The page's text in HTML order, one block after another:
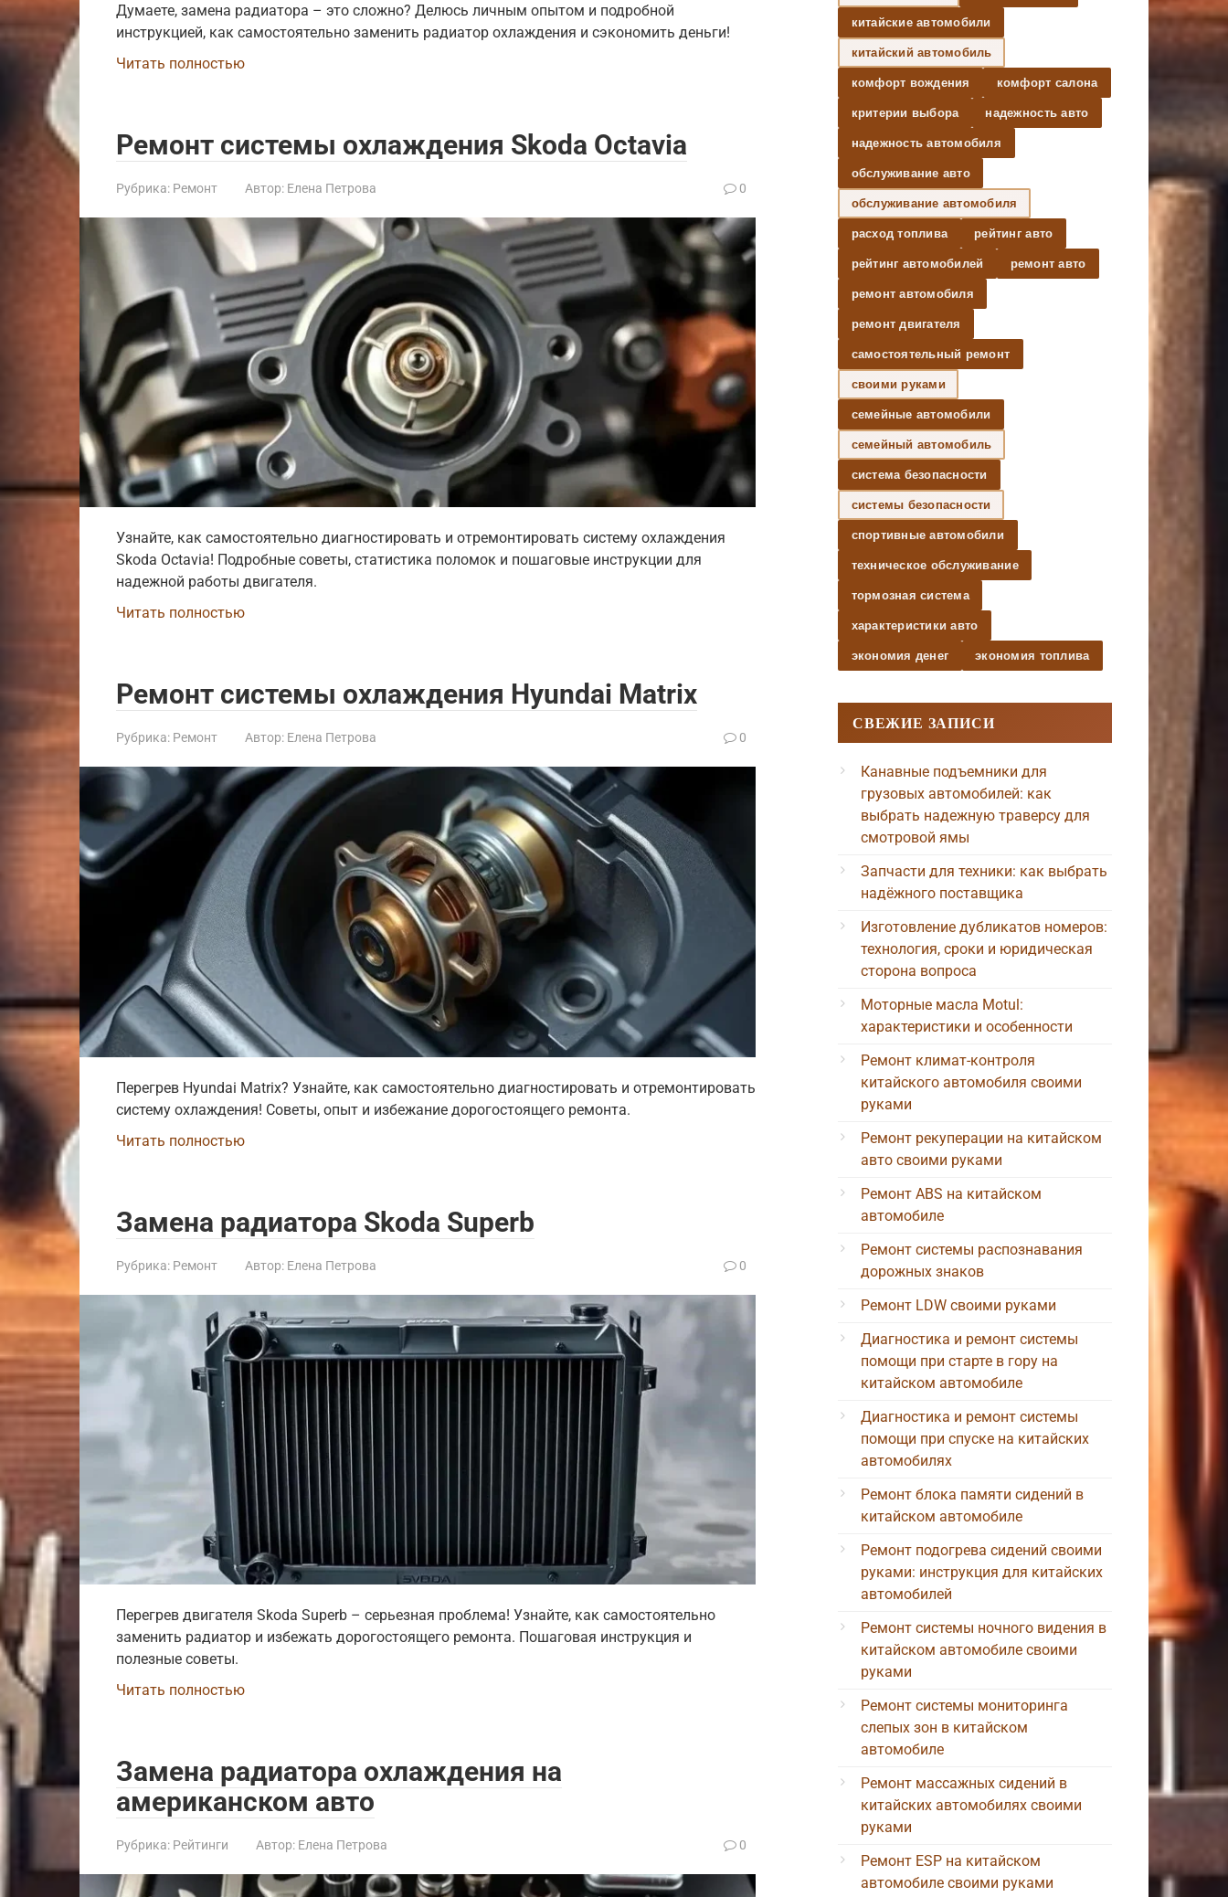
Думаете, замена радиатора – это сложно? Делюсь личным опытом и подробной
инструкцией, как самостоятельно заменить радиатор охлаждения и сэкономить деньги!
Читать полностью
Ремонт системы охлаждения Skoda Octavia
Рубрика: Ремонт Автор: Елена Петрова 0
Узнайте, как самостоятельно диагностировать и отремонтировать систему охлаждения
Skoda Octavia! Подробные советы, статистика поломок и пошаговые инструкции для
надежной работы двигателя.
Читать полностью
Ремонт системы охлаждения Hyundai Matrix
Рубрика: Ремонт Автор: Елена Петрова 0
Перегрев Hyundai Matrix? Узнайте, как самостоятельно диагностировать и отремонтировать
систему охлаждения! Советы, опыт и избежание дорогостоящего ремонта.
Читать полностью
Замена радиатора Skoda Superb
Рубрика: Ремонт Автор: Елена Петрова 0
Перегрев двигателя Skoda Superb – серьезная проблема! Узнайте, как самостоятельно
заменить радиатор и избежать дорогостоящего ремонта. Пошаговая инструкция и
полезные советы.
Читать полностью
Замена радиатора охлаждения на
американском авто
Рубрика: Рейтинги Автор: Елена Петрова 0
китайские автомобили
китайский автомобиль
комфорт вождения комфорт салона
критерии выбора надежность авто
надежность автомобиля
обслуживание авто
обслуживание автомобиля
расход топлива рейтинг авто
рейтинг автомобилей ремонт авто
ремонт автомобиля
ремонт двигателя
самостоятельный ремонт
своими руками
семейные автомобили
семейный автомобиль
система безопасности
системы безопасности
спортивные автомобили
техническое обслуживание
тормозная система
характеристики авто
экономия денег экономия топлива
СВЕЖИЕ ЗАПИСИ
Канавные подъемники для
грузовых автомобилей: как
выбрать надежную траверсу для
смотровой ямы
Запчасти для техники: как выбрать
надёжного поставщика
Изготовление дубликатов номеров:
технология, сроки и юридическая
сторона вопроса
Моторные масла Motul:
характеристики и особенности
Ремонт климат-контроля
китайского автомобиля своими
руками
Ремонт рекуперации на китайском
авто своими руками
Ремонт ABS на китайском
автомобиле
Ремонт системы распознавания
дорожных знаков
Ремонт LDW своими руками
Диагностика и ремонт системы
помощи при старте в гору на
китайском автомобиле
Диагностика и ремонт системы
помощи при спуске на китайских
автомобилях
Ремонт блока памяти сидений в
китайском автомобиле
Ремонт подогрева сидений своими
руками: инструкция для китайских
автомобилей
Ремонт системы ночного видения в
китайском автомобиле своими
руками
Ремонт системы мониторинга
слепых зон в китайском
автомобиле
Ремонт массажных сидений в
китайских автомобилях своими
руками
Ремонт ESP на китайском
автомобиле своими руками